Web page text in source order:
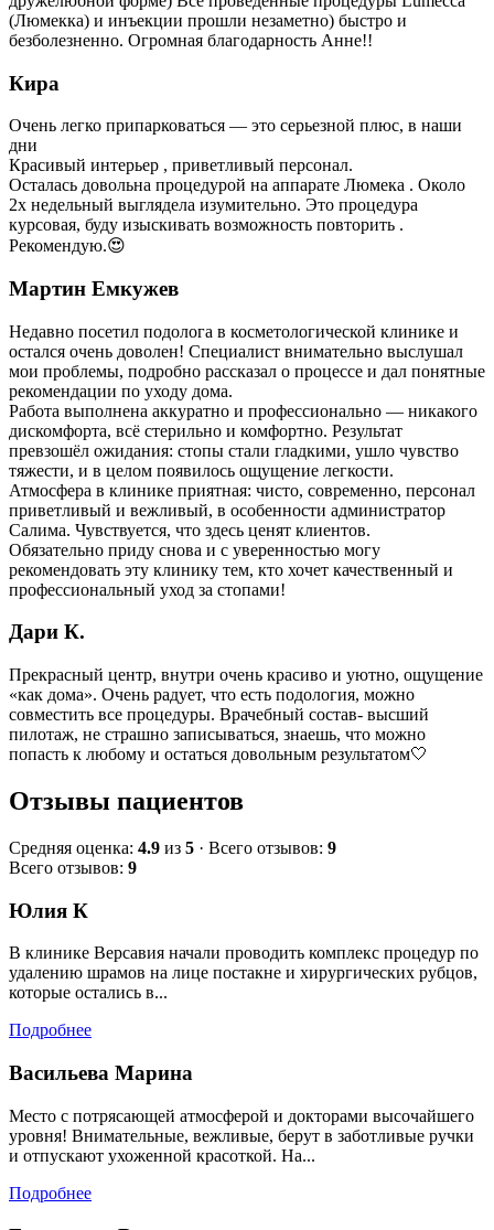
(Люмекка) и инъекции прошли незаметно) быстро и
безболезненно. Огромная благодарность Анне!!
Кира
Очень легко припарковаться — это серьезной плюс, в наши
дни
Красивый интерьер , приветливый персонал.
Осталась довольна процедурой на аппарате Люмека . Около
2х недельный выглядела изумительно. Это процедура
курсовая, буду изыскивать возможность повторить .
Рекомендую.😍
Мартин Емкужев
Недавно посетил подолога в косметологической клинике и
остался очень доволен! Специалист внимательно выслушал
мои проблемы, подробно рассказал о процессе и дал понятные
рекомендации по уходу дома.
Работа выполнена аккуратно и профессионально — никакого
дискомфорта, всё стерильно и комфортно. Результат
превзошёл ожидания: стопы стали гладкими, ушло чувство
тяжести, и в целом появилось ощущение легкости.
Атмосфера в клинике приятная: чисто, современно, персонал
приветливый и вежливый, в особенности администратор
Салима. Чувствуется, что здесь ценят клиентов.
Обязательно приду снова и с уверенностью могу
рекомендовать эту клинику тем, кто хочет качественный и
профессиональный уход за стопами!
Дари К.
Прекрасный центр, внутри очень красиво и уютно, ощущение
«как дома». Очень радует, что есть подология, можно
совместить все процедуры. Врачебный состав- высший
пилотаж, не страшно записываться, знаешь, что можно
попасть к любому и остаться довольным результатом🤍
Отзывы пациентов
Средняя оценка: 4.9 из 5 · Всего отзывов: 9
Всего отзывов: 9
Юлия К
В клинике Версавия начали проводить комплекс процедур по
удалению шрамов на лице постакне и хирургических рубцов,
которые остались в...
Подробнее
Васильева Марина
Место с потрясающей атмосферой и докторами высочайшего
уровня! Внимательные, вежливые, берут в заботливые ручки
и отпускают ухоженной красоткой. На...
Подробнее